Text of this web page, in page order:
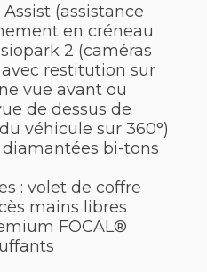
(assistance
en créneau
2 (caméras
restitution sur
vue avant ou
de dessus de
véhicule sur 360°)
diamantées bi-tons
: volet de coffre
mains libres
FOCAL®